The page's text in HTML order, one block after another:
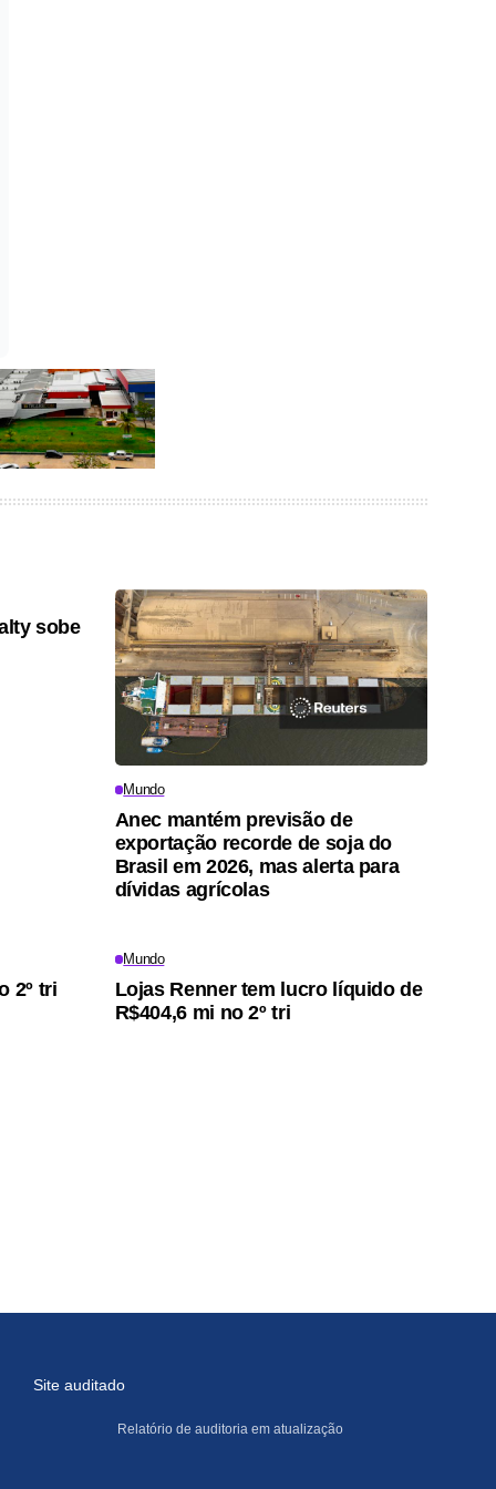
sobe
Mundo
Anec mantém previsão de
exportação recorde de soja do
Brasil em 2026, mas alerta para
dívidas agrícolas
2º tri
Mundo
Lojas Renner tem lucro líquido de
R$404,6 mi no 2º tri
Site auditado
Relatório de auditoria em atualização